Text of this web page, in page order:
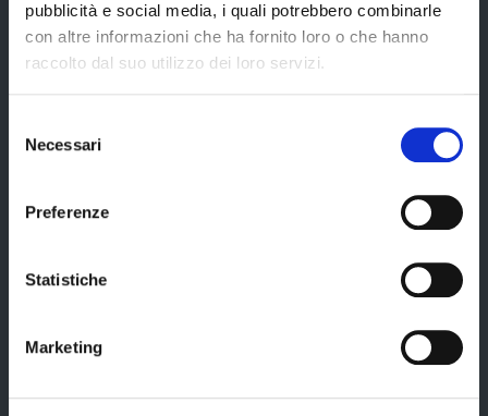
pubblicità e social media, i quali potrebbero combinarle
con altre informazioni che ha fornito loro o che hanno
raccolto dal suo utilizzo dei loro servizi.
delNecessari
Preferenze
Statistiche
Marketing
Elezioni provinciali – Archivio
Trasparenza – anticorruzione
Certificazione di qualità
Servizi online